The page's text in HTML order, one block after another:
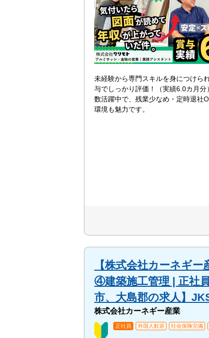
未経験から専門スキルを身につけら
与でしっかり評価！（実績6.0カ月分
数活躍中で、残業少なめ・定時退社
環境も魅力です。
【株式会社カーネギ
④建築施工管理 | 正社
市、大島郡の求人】
株式会社カーネギー産業
正社員 外国人歓迎 社会保険完備